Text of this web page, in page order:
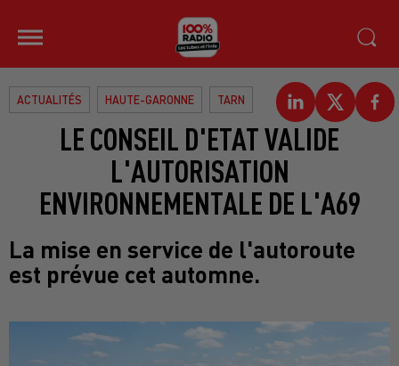
ACTUALITÉS HAUTE-GARONNE TARN
LE CONSEIL D'ETAT VALIDE
L'AUTORISATION
ENVIRONNEMENTALE DE L'A69
La mise en service de l'autoroute
est prévue cet automne.